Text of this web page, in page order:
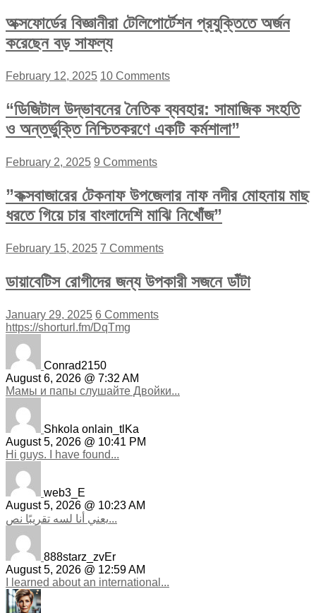
অক্সফোর্ডের বিজ্ঞানীরা টেলিপোর্টেশন প্রযুক্তিতে অর্জন
করেছেন বড় সাফল্য
February 12, 2025 10 Comments
“ডিজিটাল উদ্ভাবনের নৈতিক ব্যবহার: সামাজিক সংহতি
ও অন্তর্ভুক্তি নিশ্চিতকরণে একটি কর্মশালা”
February 2, 2025 9 Comments
”কক্সবাজারের টেকনাফ উপজেলার নাফ নদীর মোহনায় মাছ
ধরতে গিয়ে চার বাংলাদেশি মাঝি নিখোঁজ”
February 15, 2025 7 Comments
ডায়াবেটিস রোগীদের জন্য উপকারী সজনে ডাঁটা
January 29, 2025 6 Comments
https://shorturl.fm/DqTmg
Conrad2150
August 6, 2026 @ 7:32 AM
Мамы и папы слушайте Двойки...
Shkola onlain_tlKa
August 5, 2026 @ 10:41 PM
Hi guys. I have found...
web3_E
August 5, 2026 @ 10:23 AM
يعني أنا لسه تقريبًا نص...
888starz_zvEr
August 5, 2026 @ 12:59 AM
I learned about an international...